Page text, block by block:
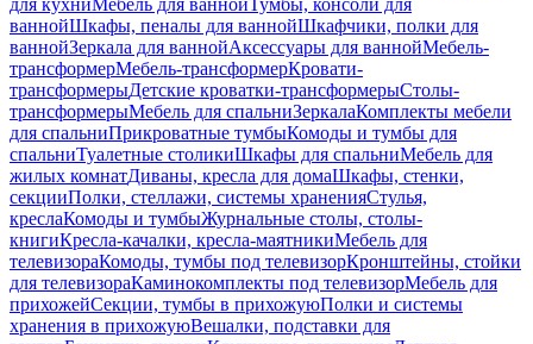
для кухниМебель для ваннойТумбы, консоли для
ваннойШкафы, пеналы для ваннойШкафчики, полки для
ваннойЗеркала для ваннойАксессуары для ваннойМебель-
трансформерМебель-трансформерКровати-
трансформерыДетские кроватки-трансформерыСтолы-
трансформерыМебель для спальниЗеркалаКомплекты мебели
для спальниПрикроватные тумбыКомоды и тумбы для
спальниТуалетные столикиШкафы для спальниМебель для
жилых комнатДиваны, кресла для домаШкафы, стенки,
секцииПолки, стеллажи, системы храненияСтулья,
креслаКомоды и тумбыЖурнальные столы, столы-
книгиКресла-качалки, кресла-маятникиМебель для
телевизораКомоды, тумбы под телевизорКронштейны, стойки
для телевизораКаминокомплекты под телевизорМебель для
прихожейСекции, тумбы в прихожуюПолки и системы
хранения в прихожуюВешалки, подставки для